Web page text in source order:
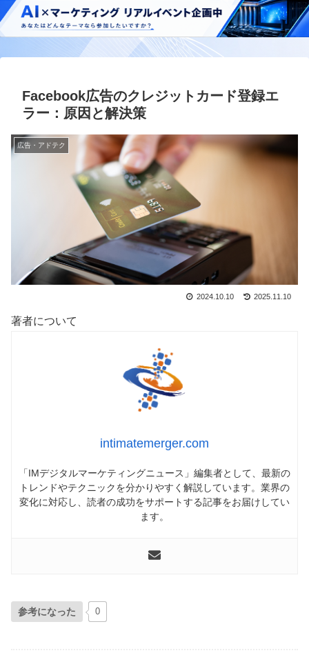
Facebook広告のクレジットカード登録エ
ラー：原因と解決策
広告・アドテク
2024.10.10 2025.11.10
著者について
intimatemerger.com
「IMデジタルマーケティングニュース」編集者として、最新の
トレンドやテクニックを分かりやすく解説しています。業界の
変化に対応し、読者の成功をサポートする記事をお届けしてい
ます。
参考になった 0